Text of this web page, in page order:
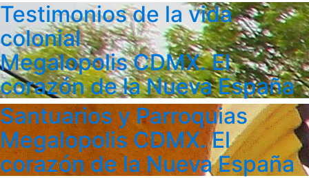
Testimonios de la vida
colonial
Megalopolis CDMX. El
corazón de la Nueva España
Santuarios y Parroquias
Megalopolis CDMX. El
corazón de la Nueva España